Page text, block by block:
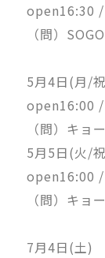
open16:30
（問）
5月4日(月/
open16:00
（問）キ
5月5日(火/
open16:00
（問）キ
7月4日(土)